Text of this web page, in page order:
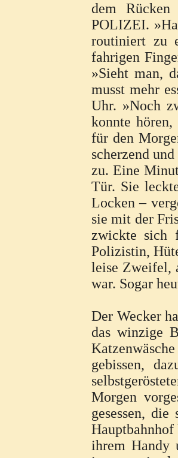
dem
POLIZEI.
routiniert zu
fahrigen
»Sieht man,
musst mehr
Uhr. »Noch
konnte
für den
scherzend
zu. Eine
Tür. Sie
Locken –
sie mit der
zwickte sich
Polizistin,
leise Zweifel,
war. Sogar
Der Wecker
das winzige
gebissen,
Morgen
gesessen,
Hauptbahnhof
ihrem Handy